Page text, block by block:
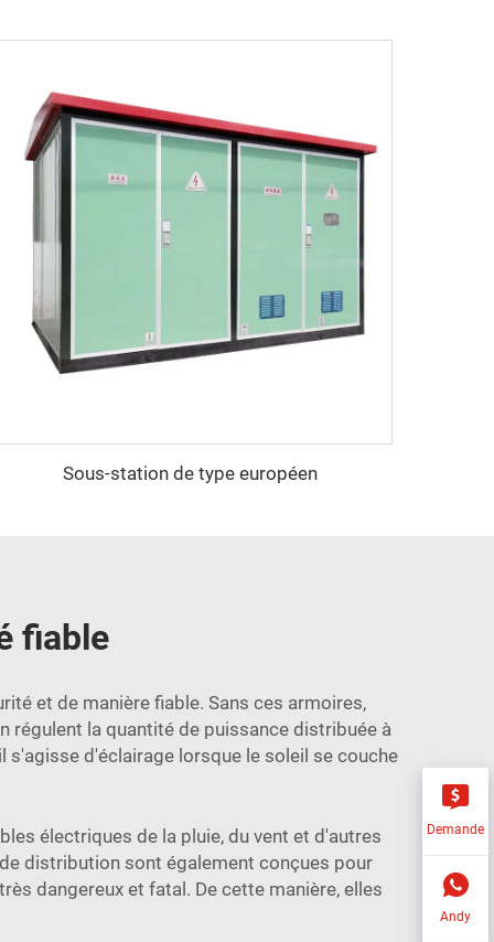
Sous-station de type européen
fiable
et de manière fiable. Sans ces armoires,
la quantité de puissance distribuée à
s'agisse d'éclairage lorsque le soleil se couche
électriques de la pluie, du vent et d'autres
distribution sont également conçues pour
dangereux et fatal. De cette manière, elles
Demande
Andy